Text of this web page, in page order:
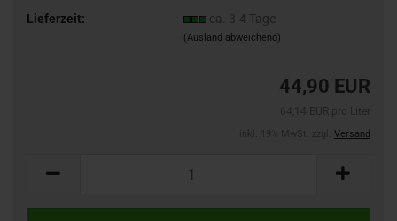
Lieferzeit:
ca. 3-4 Tage
(Ausland abweichend)
44,90 EUR
Versand